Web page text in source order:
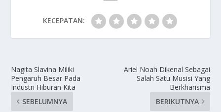
KECEPATAN:
Nagita Slavina Miliki
Pengaruh Besar Pada
Industri Hiburan Kita
SEBELUMNYA
Ariel Noah Dikenal Sebagai
Salah Satu Musisi Yang
Berkharisma
BERIKUTNYA